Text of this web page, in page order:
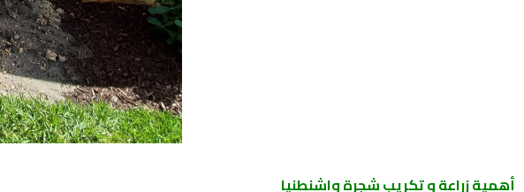
أهمية زراعة و تكريب شجرة واشنطنيا